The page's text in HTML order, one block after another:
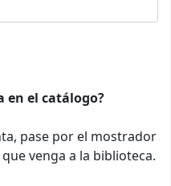
en el catálogo?
pase por el mostrador
venga a la biblioteca.